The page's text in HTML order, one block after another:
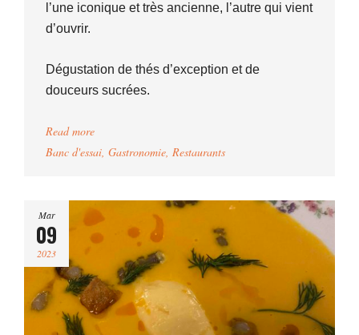
l’une iconique et très ancienne, l’autre qui vient
d’ouvrir.
Dégustation de thés d’exception et de
douceurs sucrées.
Read more
Banc d'essai, Gastronomie, Restaurants
Mar
09
2023